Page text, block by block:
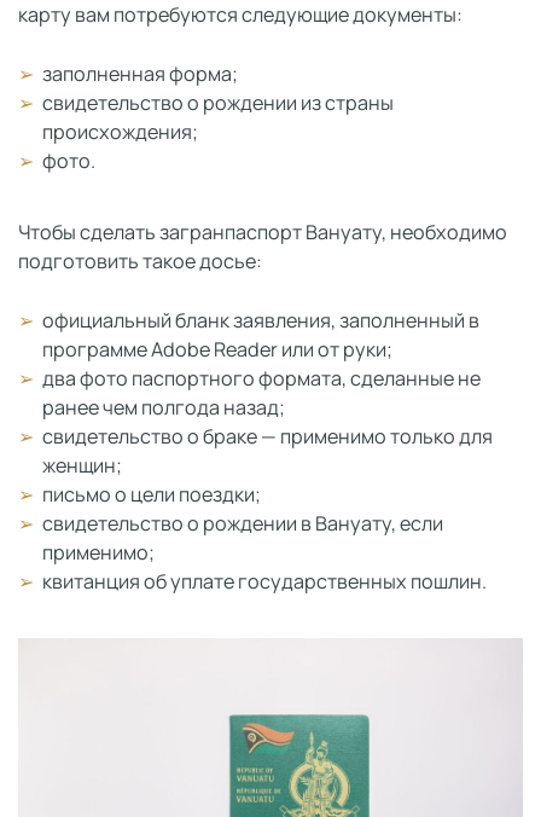
карту вам потребуются следующие документы:
заполненная форма;
свидетельство о рождении из страны
происхождения;
фото.
Чтобы сделать загранпаспорт Вануату, необходимо
подготовить такое досье:
официальный бланк заявления, заполненный в
программе Adobe Reader или от руки;
два фото паспортного формата, сделанные не
ранее чем полгода назад;
свидетельство о браке — применимо только для
женщин;
письмо о цели поездки;
свидетельство о рождении в Вануату, если
применимо;
квитанция об уплате государственных пошлин.